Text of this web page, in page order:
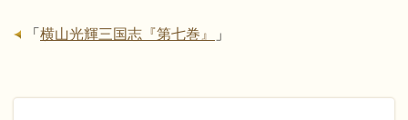
「 横山光輝三国志『第七巻』 」